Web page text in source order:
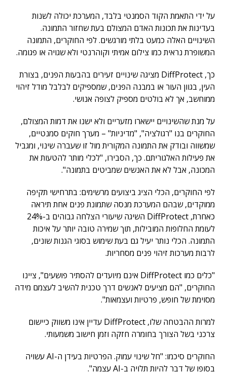
על ידי התאמת הקוד הסמנטי בלבד, המערכת יכולה לשנות
בעדינות את תכונות האדם המצולם בעת שחזור התמונה.
השינויים האלה כמעט בלתי מורגשים. לפי החוקרים, התמונה
המשופרת נראית כמו צילום אמיתי וקוהרנטי ולא שגויה או פגומה.
כך, DiffProtect מציגה שינויים זעירים בהבעות הפנים, בצורת
העין, בגוון העור או במבנה הפנים, שמספיקים לבלבל מודל זיהוי
ממוחשב, אך לא בולטים מספיק לצופה אנושי.
על מנת שהשינויים יישארו מזעריים ולא ישנו את דמות המצולם,
החוקרים בנו "רגולציה", "מדיניות" – מערך חוקים סמנטיים,
שמשווה ובודק את התמונה המקורית מול זו שעברה שינוי, ומגביל
את פעילות האלגוריתם. כך, הסבירו, "לכלי מותר להטעות את
המכונה, אבל לא את האנשים שמביטים בתמונה".
לפי החוקרים, הכלי הציג ביצועים מרשימים: בתרחישי תקיפה
ממוקדים, שבהם המערכת מנסה שתמונת פנים אחת תיראה
כאחרת, DiffProtect השיגה שיעורי הצלחה גבוהים ב-24%
לעומת החלופות המובילות, תוך שמירה טובה יותר על איכות
התמונה. הכלי נותר יעיל גם בעת שימוש בסוגי הגנות שונים,
לרבות מערכות זיהוי פנים מסחריות.
"כלים כמו DiffProtect אינם מיועדים להסתיר פושעים", ציינו
החוקרים, "הם מציעים לאנשים דרך טכנית להשיב לעצמם מידה
מסוימת של חופש, פרטיות ועצמאות".
למרות ההבטחה שלו, DiffProtect עדיין אינו משווק כיישום
צרכני בשל הצורך בחומרה חזקה וזמן חישוב משמעותי.
החוקרים סיכמו: "חל שינוי עמוק. הפרטיות בעידן ה-AI עשויה
בסופו של דבר להיות תלויה ב-AI עצמה".